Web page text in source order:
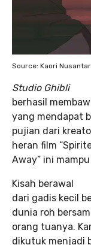
Source: Kaori
Studio Ghibli
berhasil
yang mendapat
pujian dari
heran film
Away” ini
Kisah berawal
dari gadis kecil
dunia roh
orang tuanya.
dikutuk menjadi